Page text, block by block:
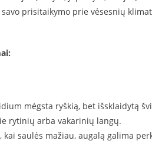
prisitaikymo prie vėsesnių
mėgsta ryškią, bet išsklaidytą
rytinių arba vakarinių langų.
kai saulės mažiau, augalą galima